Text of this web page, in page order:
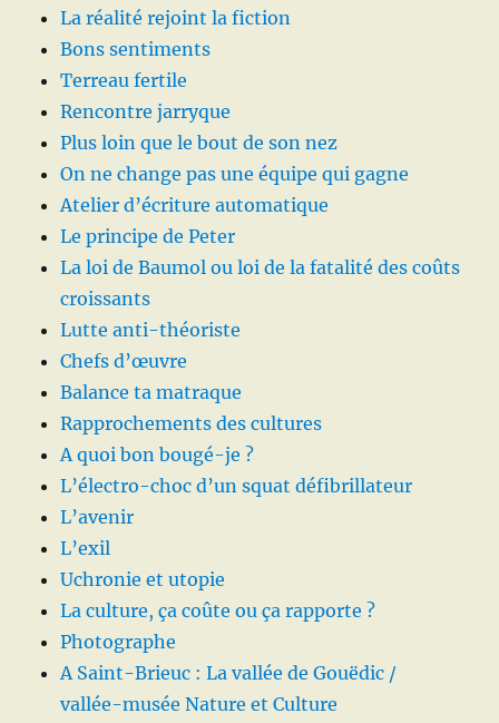
La réalité rejoint la fiction
Bons sentiments
Terreau fertile
Rencontre jarryque
Plus loin que le bout de son nez
On ne change pas une équipe qui gagne
Atelier d’écriture automatique
Le principe de Peter
La loi de Baumol ou loi de la fatalité des coûts
croissants
Lutte anti-théoriste
Chefs d’œuvre
Balance ta matraque
Rapprochements des cultures
A quoi bon bougé-je ?
L’électro-choc d’un squat défibrillateur
L’avenir
L’exil
Uchronie et utopie
La culture, ça coûte ou ça rapporte ?
Photographe
A Saint-Brieuc : La vallée de Gouëdic /
vallée-musée Nature et Culture